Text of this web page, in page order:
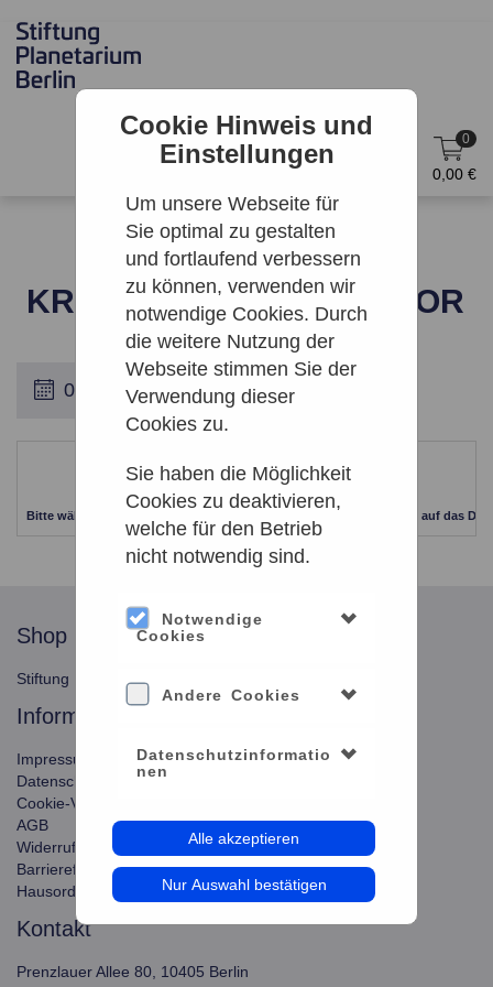
Cookie Hinweis und
Einstellungen
Um unsere Webseite für
Sie optimal zu gestalten
und fortlaufend verbessern
zu können, verwenden wir
notwendige Cookies. Durch
die weitere Nutzung der
Webseite stimmen Sie der
Verwendung dieser
Cookies zu.
Sie haben die Möglichkeit
Cookies zu deaktivieren,
welche für den Betrieb
nicht notwendig sind.
Notwendige
Cookies
Andere Cookies
Datenschutzinformatio
nen
Alle akzeptieren
Nur Auswahl bestätigen
0
0,00 €
KRÜMEL UND PROFESSOR
Leider keine Ergebnisse gefunden
Bitte wählen Sie einen anderen Zeitraum aus. Klicken Sie Bitte dazu auf das
shop
Stiftung Planetarium Berlin
information
Impressum
Datenschutz
Cookie-Verwendung
AGB
Widerrufsbelehrung
Barrierefreiheit
Hausordnung
kontakt
Prenzlauer Allee 80, 10405 Berlin